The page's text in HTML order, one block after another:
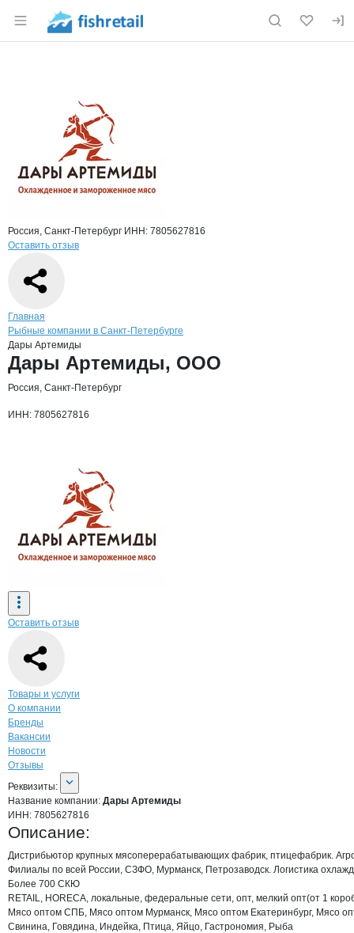
Раздел навигации по сайту fishretail.ru
Россия, Санкт-Петербург ИНН: 7805627816
Оставить отзыв
Навигация по сайту
Главная
Рыбные компании в Санкт-Петербурге
Дары Артемиды
Основная информация о компании
Дары Артемиды, ООО
Россия, Санкт-Петербург
ИНН: 7805627816
Оставить отзыв
Навигация по странице
Товары и услуги
О компании
Бренды
Вакансии
Новости
Отзывы
О компании
Реквизиты
Реквизиты:
Название компании: Дары Артемиды
ИНН: 7805627816
Описание:
Дистрибьютор крупных мясоперерабатывающих фабрик, птицефабрик.
Филиалы по всей России, СЗФО, Мурманск, Петрозаводск. Логистика
Более 700 СКЮ
RETAIL, HORECA, локальные, федеральные сети, опт, мелкий опт(от 1
Мясо оптом СПБ, Мясо оптом Мурманск, Мясо оптом Екатеринбург, Мясо
Свинина, Говядина, Индейка, Птица, Яйцо, Гастрономия, Рыба